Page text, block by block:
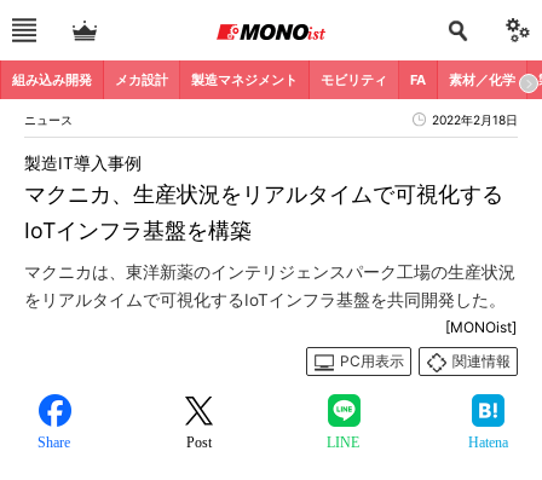
組み込み開発 メカ設計 製造マネジメント モビリティ FA 素材／化学
ニュース 2022年2月18日
マクニカ、生産状況をリアルタイムで可視化する
IoTインフラ基盤を構築
製造IT導入事例
マクニカは、東洋新薬のインテリジェンスパーク工場の生産状況
をリアルタイムで可視化するIoTインフラ基盤を共同開発した。
[MONOist]
PC用表示
関連情報
Share Post LINE Hatena